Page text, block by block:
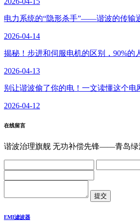
电力系统的“隐形杀手”——谐波的传输
2026-04-14
揭秘！步进和伺服电机的区别，90%的
2026-04-13
别让谐波偷了你的电！一文读懂这个电
2026-04-12
在线留言
谐波治理旗舰 无功补偿先锋——青岛绿
EMI滤波器